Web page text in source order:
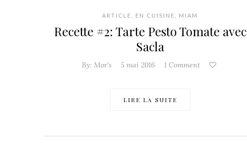
ARTICLE EN CUISINE MIAM
Recette #2: Tarte Pesto Tomate avec
Sacla
By: Mor's 5 mai 2016 1 Comment
LIRE LA SUITE